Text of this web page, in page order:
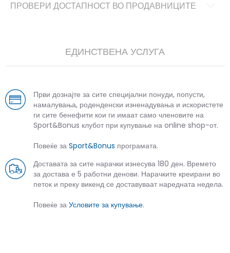
ПРОВЕРИ ДОСТАПНОСТ ВО ПРОДАВНИЦИТЕ
ЕДИНСТВЕНА УСЛУГА
Први дознајте за сите специјални понуди, попусти,
намалувања, роденденски изненадувања и искористете
ги сите бенефити кои ги имаат само членовите на
Sport&Bonus клубот при купување на online shop-от.
Повеќе за Sport&Bonus програмата.
Доставата за сите нарачки изнесува 180 ден. Времето
за достава е 5 работни денови. Нарачките креирани во
петок и преку викенд се доставуваат наредната недела.
Повеќе за Условите за купување.